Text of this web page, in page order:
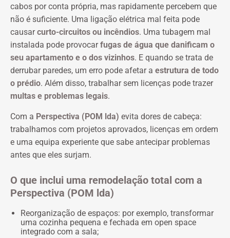
cabos por conta própria, mas rapidamente percebem que
não é suficiente. Uma ligação elétrica mal feita pode
causarcurto-circuitos ou incêndios. Uma tubagem mal
instalada pode provocarfugas de água que danificam o
seu apartamento e o dos vizinhos. E quando se trata de
derrubar paredes, um erro pode afetar a estrutura de todo
o prédio. Além disso, trabalhar sem licenças pode trazer
multas e problemas legais.
Com a Perspectiva (POM lda) evita dores de cabeça:
trabalhamos com projetos aprovados, licenças em ordem
e uma equipa experiente que sabe antecipar problemas
antes que eles surjam.
O que inclui uma remodelação total com a
Perspectiva (POM lda)
Reorganização de espaços: por exemplo, transformar
uma cozinha pequena e fechada em open space
integrado com a sala;